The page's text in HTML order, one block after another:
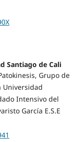
Santiago de Cali
Grupo de
Universidad
Intensivo del
García E.S.E